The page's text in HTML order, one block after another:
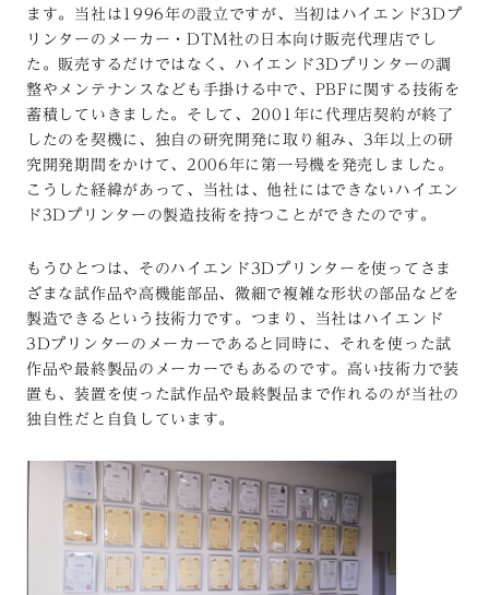
ます。当社は1996年の設立ですが、当初はハイエンド3Dプ
リンターのメーカー・DTM社の日本向け販売代理店でし
た。販売するだけではなく、ハイエンド3Dプリンターの調
整やメンテナンスなども手掛ける中で、PBFに関する技術を
蓄積していきました。そして、2001年に代理店契約が終了
したのを契機に、独自の研究開発に取り組み、3年以上の研
究開発期間をかけて、2006年に第一号機を発売しました。
こうした経緯があって、当社は、他社にはできないハイエン
ド3Dプリンターの製造技術を持つことができたのです。
もうひとつは、そのハイエンド3Dプリンターを使ってさま
ざまな試作品や高機能部品、微細で複雑な形状の部品などを
製造できるという技術力です。つまり、当社はハイエンド
3Dプリンターのメーカーであると同時に、それを使った試
作品や最終製品のメーカーでもあるのです。高い技術力で装
置も、装置を使った試作品や最終製品まで作れるのが当社の
独自性だと自負しています。